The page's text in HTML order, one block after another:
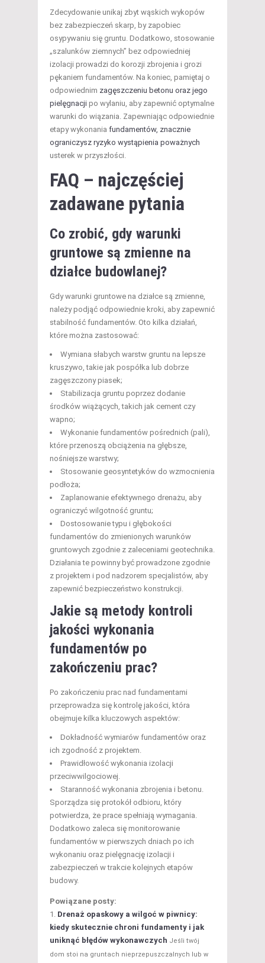
Zdecydowanie unikaj zbyt wąskich wykopów
bez zabezpieczeń skarp, by zapobiec
osypywaniu się gruntu. Dodatkowo, stosowanie
„szalunków ziemnych” bez odpowiedniej
izolacji prowadzi do korozji zbrojenia i grozi
pękaniem fundamentów. Na koniec, pamiętaj o
odpowiednim zagęszczeniu betonu oraz jego
pielęgnacji po wylaniu, aby zapewnić optymalne
warunki do wiązania. Zapewniając odpowiednie
etapy wykonania fundamentów, znacznie
ograniczysz ryzyko wystąpienia poważnych
usterek w przyszłości.
FAQ – najczęściej
zadawane pytania
Co zrobić, gdy warunki
gruntowe są zmienne na
działce budowlanej?
Gdy warunki gruntowe na działce są zmienne,
należy podjąć odpowiednie kroki, aby zapewnić
stabilność fundamentów. Oto kilka działań,
które można zastosować:
Wymiana słabych warstw gruntu na lepsze
kruszywo, takie jak pospółka lub dobrze
zagęszczony piasek;
Stabilizacja gruntu poprzez dodanie
środków wiążących, takich jak cement czy
wapno;
Wykonanie fundamentów pośrednich (pali),
które przenoszą obciążenia na głębsze,
nośniejsze warstwy;
Stosowanie geosyntetyków do wzmocnienia
podłoża;
Zaplanowanie efektywnego drenażu, aby
ograniczyć wilgotność gruntu;
Dostosowanie typu i głębokości
fundamentów do zmienionych warunków
gruntowych zgodnie z zaleceniami geotechnika.
Działania te powinny być prowadzone zgodnie
z projektem i pod nadzorem specjalistów, aby
zapewnić bezpieczeństwo konstrukcji.
Jakie są metody kontroli
jakości wykonania
fundamentów po
zakończeniu prac?
Po zakończeniu prac nad fundamentami
przeprowadza się kontrolę jakości, która
obejmuje kilka kluczowych aspektów:
Dokładność wymiarów fundamentów oraz
ich zgodność z projektem.
Prawidłowość wykonania izolacji
przeciwwilgociowej.
Staranność wykonania zbrojenia i betonu.
Sporządza się protokół odbioru, który
potwierdza, że prace spełniają wymagania.
Dodatkowo zaleca się monitorowanie
fundamentów w pierwszych dniach po ich
wykonaniu oraz pielęgnację izolacji i
zabezpieczeń w trakcie kolejnych etapów
budowy.
Powiązane posty:
Drenaż opaskowy a wilgoć w piwnicy:
kiedy skutecznie chroni fundamenty i jak
uniknąć błędów wykonawczych Jeśli twój
dom stoi na gruntach nieprzepuszczalnych lub w